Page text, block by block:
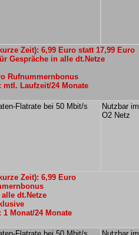
Zeit): 6,99 Euro statt 17,99 Euro
Gespräche in alle dt.Netze
Rufnummernbonus
mtl. Laufzeit/24 Monate
Flatrate bei 50 Mbit/s
Nutzbar im
O2 Netz
Zeit): 6,99 Euro
dt.Netze
Monat/24 Monate